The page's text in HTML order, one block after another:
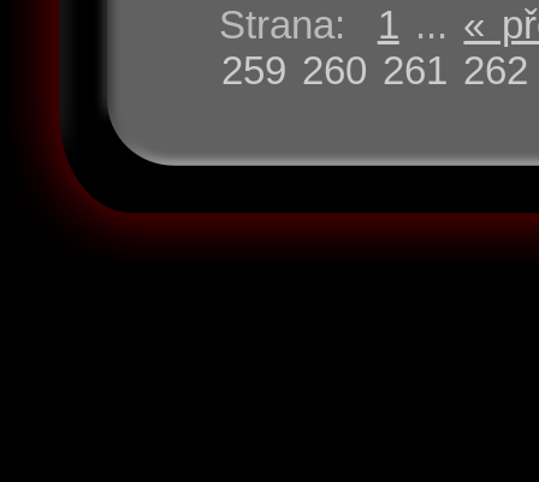
Strana: 1 ... «
259 260 261 262